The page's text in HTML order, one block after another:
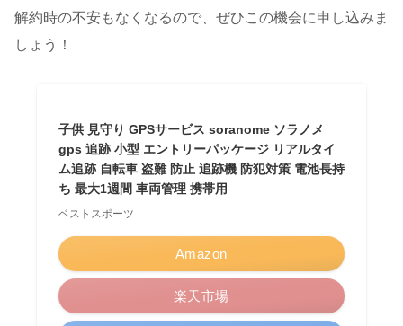
解約時の不安もなくなるので、ぜひこの機会に申し込みま
しょう！
子供 見守り GPSサービス soranome ソラノメ
gps 追跡 小型 エントリーパッケージ リアルタイ
ム追跡 自転車 盗難 防止 追跡機 防犯対策 電池長持
ち 最大1週間 車両管理 携帯用
ベストスポーツ
Amazon
楽天市場